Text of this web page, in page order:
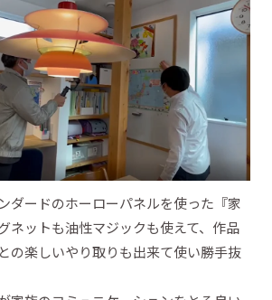
ダードのホーローパネルを使った『家
ネットも油性マジックも使えて、作品
の楽しいやり取りも出来て使い勝手抜